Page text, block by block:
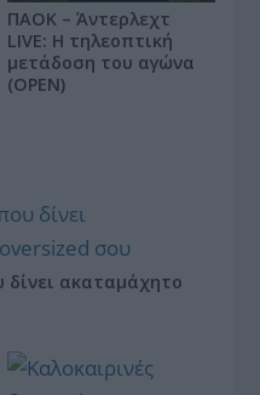
ΠΑΟΚ – Άντερλεχτ
LIVE: Η τηλεοπτική
μετάδοση του αγώνα
(OPEN)
ακαταμάχητο